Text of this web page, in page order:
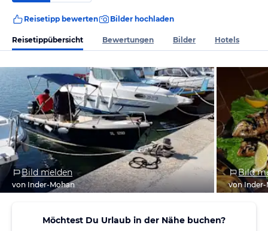
Reisetipp bewerten Bilder hochladen
Reisetippübersicht Bewertungen Bilder Hotels
Bild melden
von Inder-Mohan
Bild
von Inder-
Möchtest Du Urlaub in der Nähe buchen?